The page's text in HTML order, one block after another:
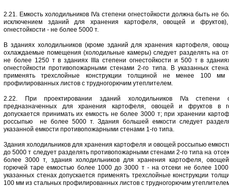
2.21. Емкость холодильников IVa степени огнестойкости должна быть не
исключением зданий для хранения картофеля, овощей и
огнестойкости - не более 5000 т.
В зданиях холодильников (кроме зданий для хранения картофеля,
охлаждаемые помещения (холодильные камеры) следует разделять на
не более 1250 т в зданиях IIIа степени огнестойкости и 500 т в
огнестойкости противопожарными стенами 2-го типа. В указанных
применять трехслойные конструкции толщиной не менее 100 мм
профилированных листов с трудногорючим утеплителем.
2.22. При проектировании зданий холодильников IVa степени
предназначенных для хранения картофеля, овощей и фруктов в
допускается принимать их емкость не более 3000 т; при хранении
россыпью не более 5000 т. Здания большей емкости следует
указанной емкости противопожарными стенами 1-го типа.
Здания холодильников для хранения картофеля и овощей россыпью
до 5000 т следует разделять противопожарными стенами 2-го типа на
более 3000 т, здания холодильников для хранения картофеля,
горючей таре емкостью более 1000 до 3000 т - на отсеки не более
указанных стенах допускается применять трехслойные конструкции
100 мм из стальных профилированных листов с трудногорючим